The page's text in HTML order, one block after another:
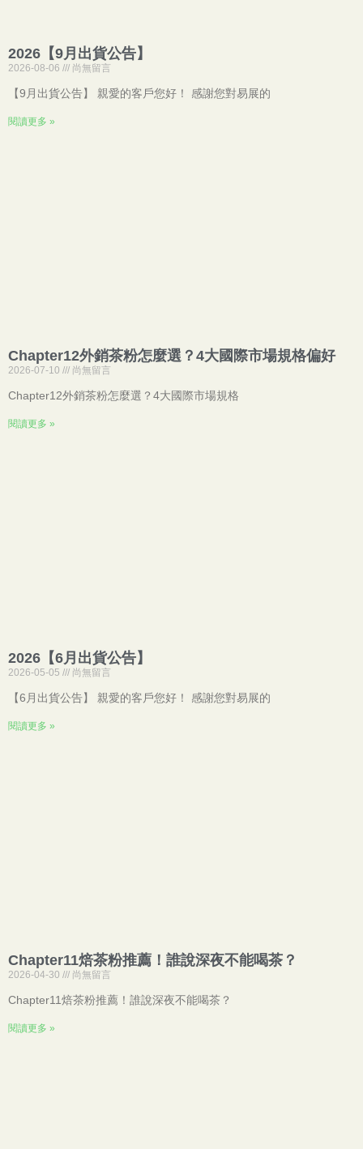
2026【9月出貨公告】
2026-08-06 尚無留言
【9月出貨公告】 親愛的客戶您好！ 感謝您對易展的
閱讀更多 »
Chapter12外銷茶粉怎麼選？4大國際市場規格偏好
2026-07-10 尚無留言
Chapter12外銷茶粉怎麼選？4大國際市場規格
閱讀更多 »
2026【6月出貨公告】
2026-05-05 尚無留言
【6月出貨公告】 親愛的客戶您好！ 感謝您對易展的
閱讀更多 »
Chapter11焙茶粉推薦！誰說深夜不能喝茶？
2026-04-30 尚無留言
Chapter11焙茶粉推薦！誰說深夜不能喝茶？
閱讀更多 »